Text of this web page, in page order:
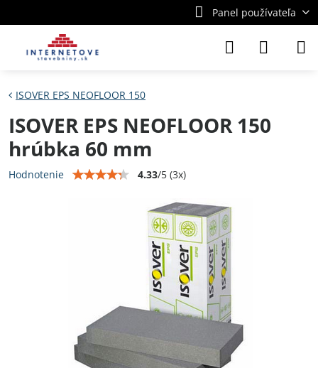
Panel používateľa
ISOVER EPS NEOFLOOR 150
ISOVER EPS NEOFLOOR 150
hrúbka 60 mm
Hodnotenie 4.33/5 (3x)